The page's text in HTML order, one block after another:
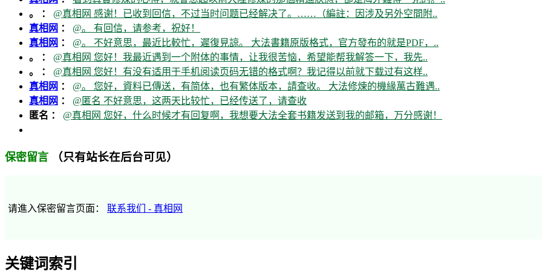
。 ： @真相网 感谢！已收到回信，不过当时问题已经解决了。……（編註：因涉及另外空間附..
真相网 ： @。 有回信，请参考，祝好！
真相网 ： @。 不好意思，最近比較忙，遲復見諒。 大法書籍原版格式，官方發布的就是PDF，..
。 ： @真相网 您好！我最近遇到一个附体的事情，让我很苦恼，希望能帮我解答一下，我先..
。 ： @真相网 您好！有没有适用于手机阅读页码无错的格式啊？我记得以前就下载过有这样..
真相网 ： @。 您好，資料已傳送，有简体，也有繁体版本，請查收。 大法修煉的機緣萬古難遇..
真相网 ： @匿名 不好意思，这两天比较忙，已经传送了，请查收
匿名 ： @真相网 您好，什么时候才有回复啊，我想要大法全套书籍发送到我的邮箱，万分感谢！
保密留言 （只有站长在后台可见）
请進入保密留言页面： 联系我们 - 真相网
关键词索引